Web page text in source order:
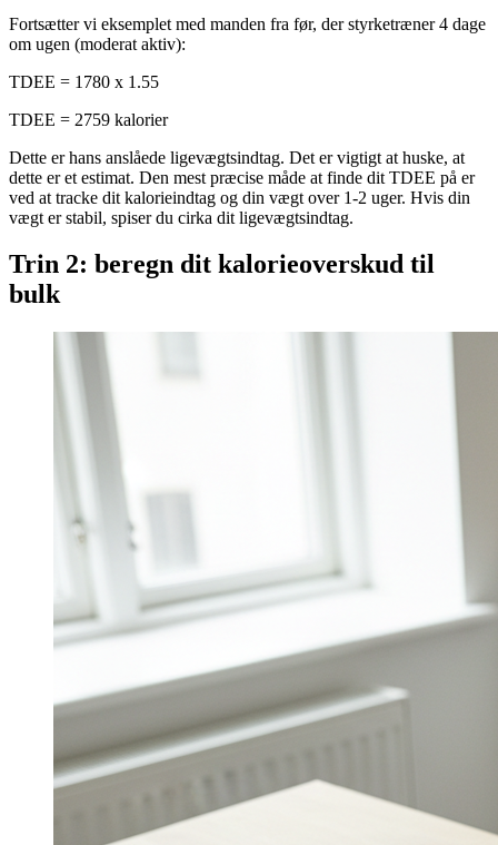
Fortsætter vi eksemplet med manden fra før, der styrketræner 4 dage
om ugen (moderat aktiv):
TDEE = 1780 x 1.55
TDEE = 2759 kalorier
Dette er hans anslåede ligevægtsindtag. Det er vigtigt at huske, at
dette er et estimat. Den mest præcise måde at finde dit TDEE på er
ved at tracke dit kalorieindtag og din vægt over 1-2 uger. Hvis din
vægt er stabil, spiser du cirka dit ligevægtsindtag.
Trin 2: beregn dit kalorieoverskud til
bulk